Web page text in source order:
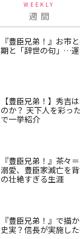
WEEKLY
週 間
『豊臣兄弟！』お市
期と「辞世の句」…
【豊臣兄弟！】秀吉
のか？ 天下人を彩っ
で一挙紹介
『豊臣兄弟！』茶々
溺愛、豊臣家滅亡を
の壮絶すぎる生涯
『豊臣兄弟！』で描
史実？信長が実施し